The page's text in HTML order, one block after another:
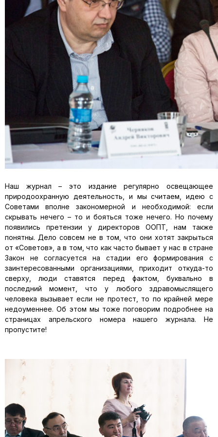
Наш журнал – это издание регулярно освещающее
природоохранную деятельность, и мы считаем, идею с
Советами вполне закономерной и необходимой: если
скрывать нечего – то и бояться тоже нечего. Но почему
появились претензии у директоров ООПТ, нам также
понятны. Дело совсем не в том, что они хотят закрыться
от «Советов», а в том, что как часто бывает у нас в стране
Закон не согласуется на стадии его формирования с
заинтересованными организациями, приходит откуда-то
сверху, люди ставятся перед фактом, буквально в
последний момент, что у любого здравомыслящего
человека вызывает если не протест, то по крайней мере
недоуменнее. Об этом мы тоже поговорим подробнее на
страницах апрельского номера нашего журнала. Не
пропустите!